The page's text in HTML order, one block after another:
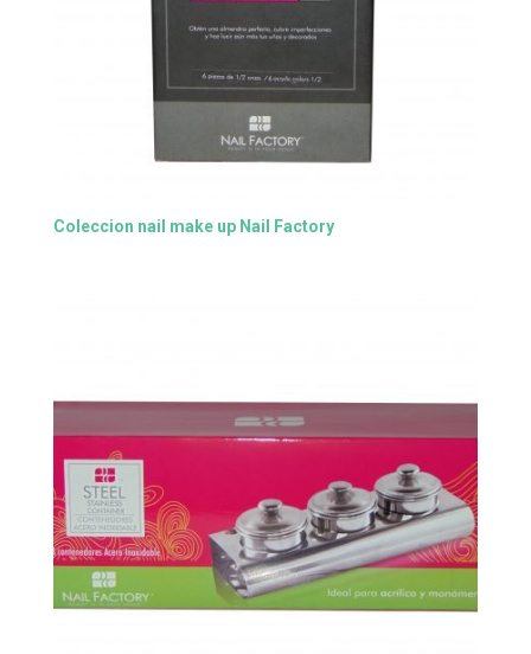
Coleccion nail make up Nail Factory